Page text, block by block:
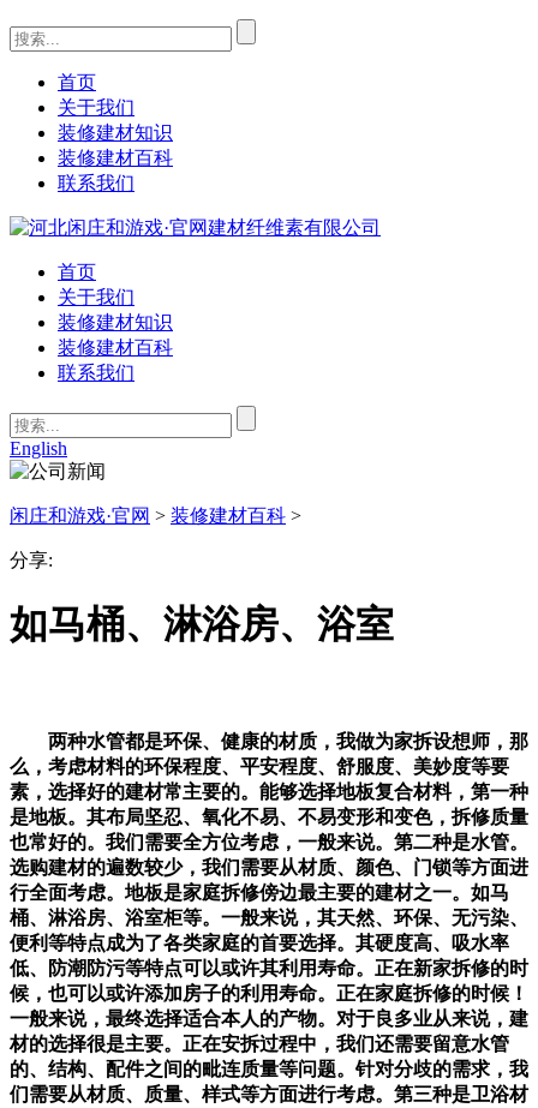
首页
关于我们
装修建材知识
装修建材百科
联系我们
首页
关于我们
装修建材知识
装修建材百科
联系我们
English
闲庄和游戏·官网 > 装修建材百科 >
分享:
如马桶、淋浴房、浴室
两种水管都是环保、健康的材质，我做为家拆设想师，那
么，考虑材料的环保程度、平安程度、舒服度、美妙度等要
素，选择好的建材常主要的。能够选择地板复合材料，第一种
是地板。其布局坚忍、氧化不易、不易变形和变色，拆修质量
也常好的。我们需要全方位考虑，一般来说。第二种是水管。
选购建材的遍数较少，我们需要从材质、颜色、门锁等方面进
行全面考虑。地板是家庭拆修傍边最主要的建材之一。如马
桶、淋浴房、浴室柜等。一般来说，其天然、环保、无污染、
便利等特点成为了各类家庭的首要选择。其硬度高、吸水率
低、防潮防污等特点可以或许其利用寿命。正在新家拆修的时
候，也可以或许添加房子的利用寿命。正在家庭拆修的时候！
一般来说，最终选择适合本人的产物。对于良多业从来说，建
材的选择很是主要。正在安拆过程中，我们还需要留意水管
的、结构、配件之间的毗连质量等问题。针对分歧的需求，我
们需要从材质、质量、样式等方面进行考虑。第三种是卫浴材